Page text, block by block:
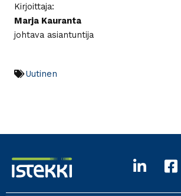
Kirjoittaja:
Marja Kauranta
johtava asiantuntija
Uutinen